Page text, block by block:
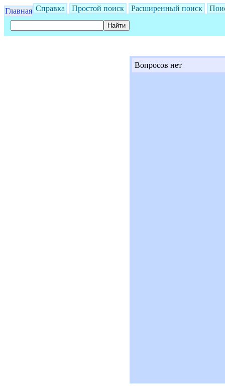
Главная Справка Простой поиск Расширенный поиск
Вопросов нет